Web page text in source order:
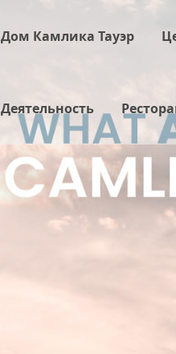
Дом Камлика Тауэр
Деятельность